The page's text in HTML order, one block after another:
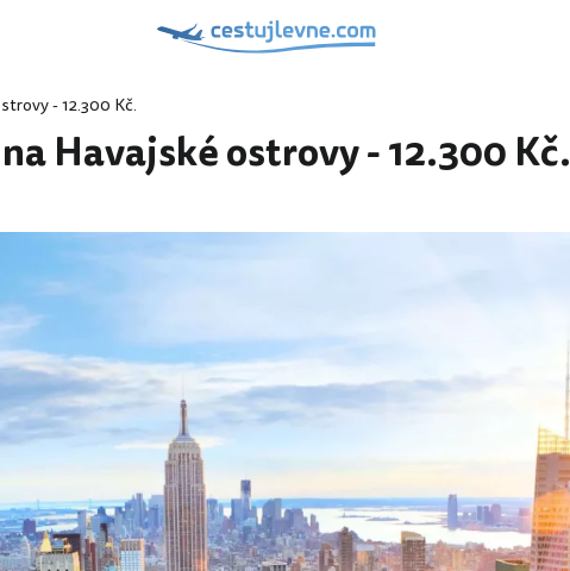
- 12.300 Kč.
Havajské ostrovy - 12.300 Kč.